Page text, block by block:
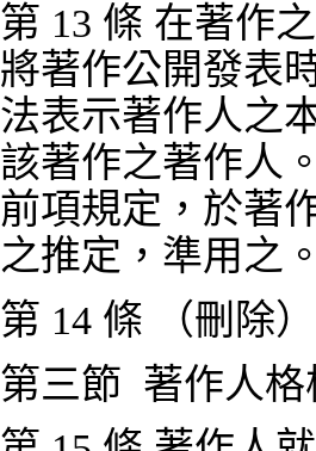
第 13 條 在著作
將著作公開發表
法表示著作人之
該著作之著作人
前項規定，於著
之推定，準用之
第 14 條 （刪除）
第三節 著作人格